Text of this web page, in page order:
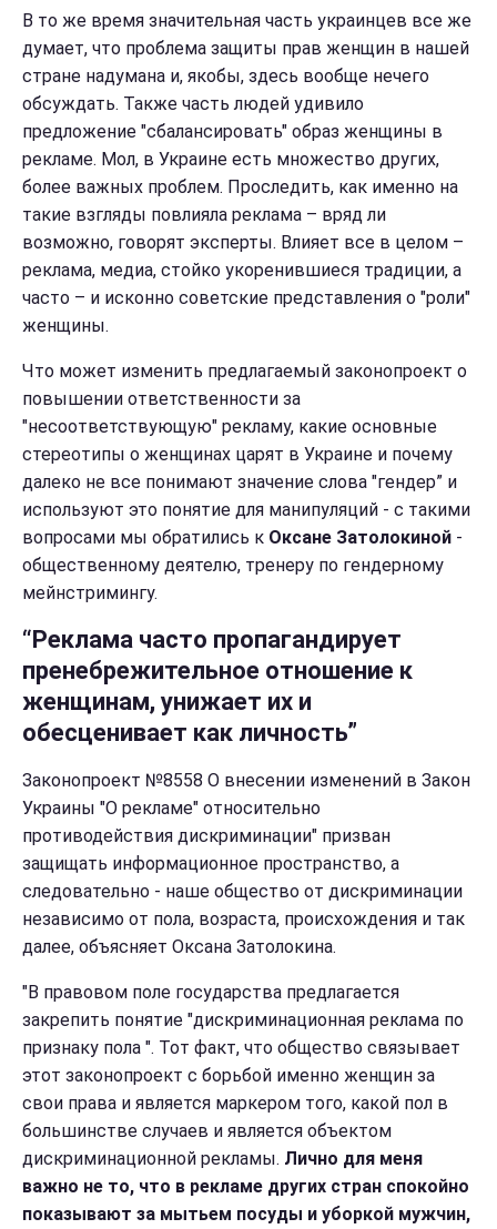
В то же время значительная часть украинцев все же
думает, что проблема защиты прав женщин в нашей
стране надумана и, якобы, здесь вообще нечего
обсуждать. Также часть людей удивило
предложение "сбалансировать" образ женщины в
рекламе. Мол, в Украине есть множество других,
более важных проблем. Проследить, как именно на
такие взгляды повлияла реклама – вряд ли
возможно, говорят эксперты. Влияет все в целом –
реклама, медиа, стойко укоренившиеся традиции, а
часто – и исконно советские представления о "роли"
женщины.
Что может изменить предлагаемый законопроект о
повышении ответственности за
"несоответствующую" рекламу, какие основные
стереотипы о женщинах царят в Украине и почему
далеко не все понимают значение слова "гендер” и
используют это понятие для манипуляций - с такими
вопросами мы обратились к Оксане Затолокиной -
общественному деятелю, тренеру по гендерному
мейнстримингу.
“Реклама часто пропагандирует
пренебрежительное отношение к
женщинам, унижает их и
обесценивает как личность”
Законопроект №8558 О внесении изменений в Закон
Украины "О рекламе" относительно
противодействия дискриминации" призван
защищать информационное пространство, а
следовательно - наше общество от дискриминации
независимо от пола, возраста, происхождения и так
далее, объясняет Оксана Затолокина.
"В правовом поле государства предлагается
закрепить понятие "дискриминационная реклама по
признаку пола ". Тот факт, что общество связывает
этот законопроект с борьбой именно женщин за
свои права и является маркером того, какой пол в
большинстве случаев и является объектом
дискриминационной рекламы. Лично для меня
важно не то, что в рекламе других стран спокойно
показывают за мытьем посуды и уборкой мужчин,